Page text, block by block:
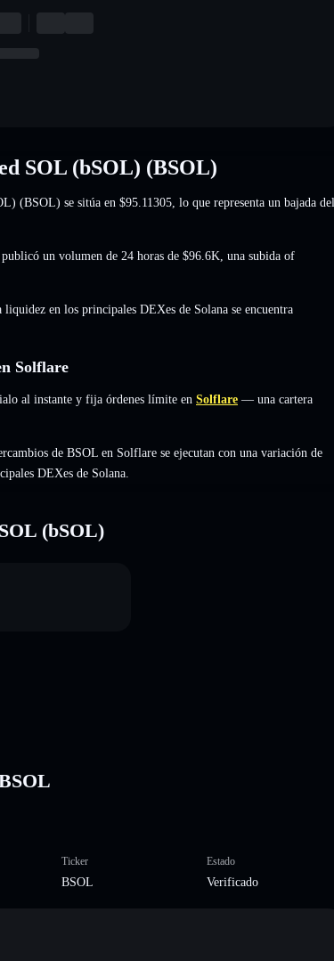
SOL (bSOL) (BSOL)
(BSOL) se sitúa en $95.11305 , lo que representa un bajada del
un volumen de 24 horas de $96.6K una subida of
liquidez en los principales DEXes de Solana se encuentra
Solflare
al instante y fija órdenes límite en Solflare — una cartera
de BSOL en Solflare se ejecutan con una variación de
DEXes de Solana.
(bSOL)
Ticker
BSOL
Estado
Verificado